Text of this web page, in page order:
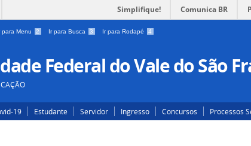
Simplifique! Comunica BR
para Menu 2 Ir para Busca 3 Ir para Rodapé 4
Federal do Vale do São
19 Estudante Servidor Ingresso Concursos Processos